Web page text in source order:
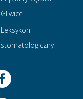
Gliwice
Leksykon
stomatologiczny